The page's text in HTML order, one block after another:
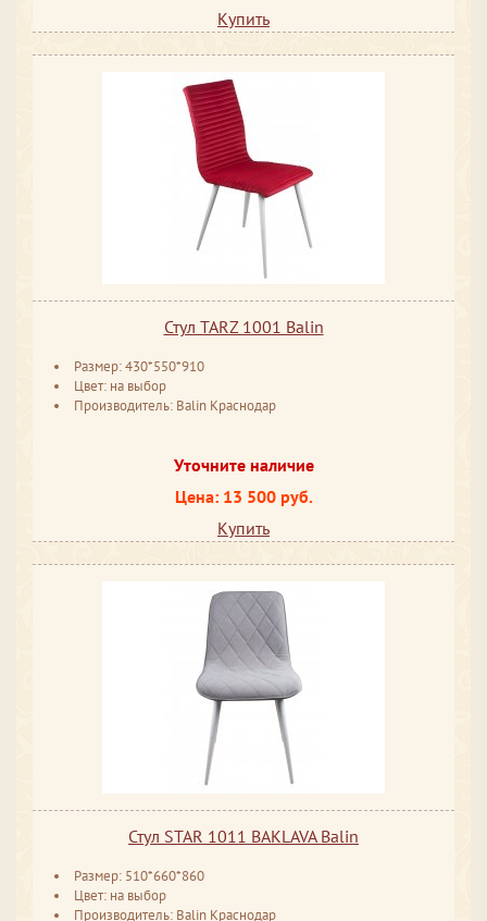
Купить
Стул TARZ 1001 Balin
Размер: 430*550*910
Цвет: на выбор
Производитель: Balin Краснодар
Уточните наличие
Цена: 13 500 руб.
Купить
Стул STAR 1011 BAKLAVA Balin
Размер: 510*660*860
Цвет: на выбор
Производитель: Balin Краснодар